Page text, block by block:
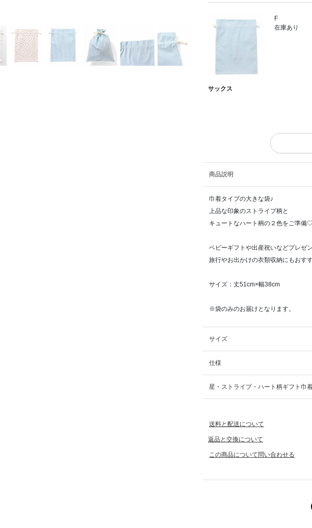
サックス
F
在庫あり
商品説明
巾着タイプの大きな袋♪
上品な印象のストライプ柄と
キュートなハート柄の２色をご準備
ベビーギフトや出産祝いなどプレゼ
旅行やお出かけの衣類収納にもおす
サイズ：丈51cm×幅38cm
※袋のみのお届けとなります。
サイズ
仕様
星・ストライプ・ハート柄ギフト巾
送料と配送について
返品と交換について
この商品について問い合わせる